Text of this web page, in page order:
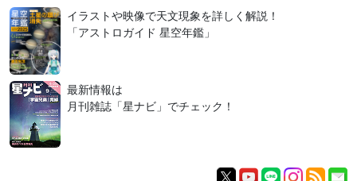
イラストや映像で天文現象を詳しく解説！
「アストロガイド 星空年鑑」
最新情報は
月刊雑誌「星ナビ」でチェック！